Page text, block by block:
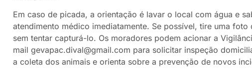
Em caso de picada, a orientação é lavar o local com água e
atendimento médico imediatamente. Se possível, tire uma
sem tentar capturá-lo. Os moradores podem acionar a
mail gevapac.dival@gmail.com para solicitar inspeção
a coleta dos animais e orienta sobre a prevenção de novos